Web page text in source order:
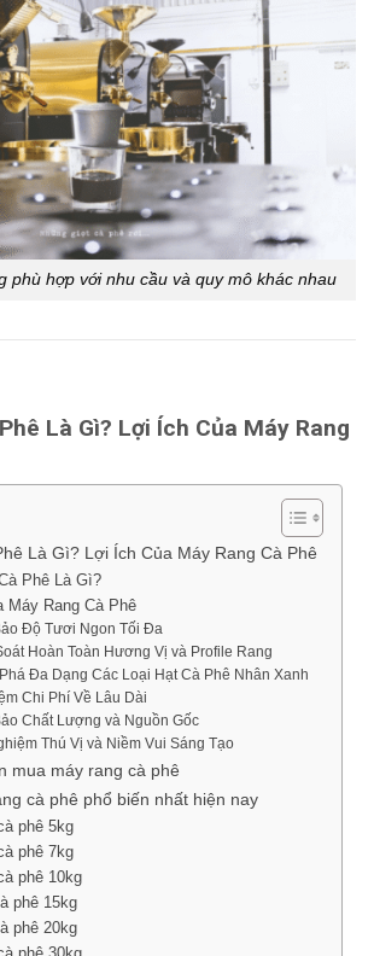
phù hợp với nhu cầu và quy mô khác nhau
Là Gì? Lợi Ích Của Máy Rang
Là Gì? Lợi Ích Của Máy Rang Cà Phê
Phê Là Gì?
Máy Rang Cà Phê
Độ Tươi Ngon Tối Đa
Hoàn Toàn Hương Vị và Profile Rang
Đa Dạng Các Loại Hạt Cà Phê Nhân Xanh
Chi Phí Về Lâu Dài
Chất Lượng và Nguồn Gốc
Thú Vị và Niềm Vui Sáng Tạo
mua máy rang cà phê
cà phê phổ biến nhất hiện nay
phê 5kg
phê 7kg
phê 10kg
phê 15kg
phê 20kg